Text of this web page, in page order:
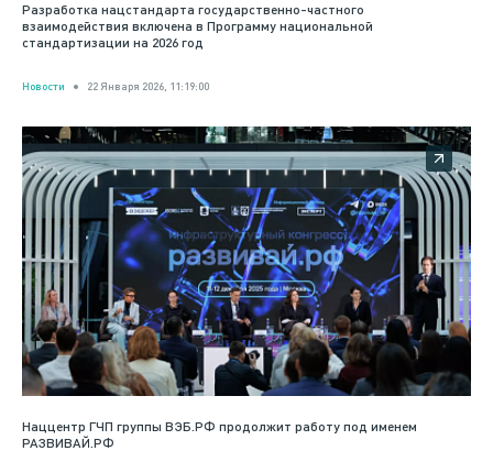
Разработка нацстандарта государственно-частного
взаимодействия включена в Программу национальной
стандартизации на 2026 год
Новости 22 Января 2026, 11:19:00
Наццентр ГЧП группы ВЭБ.РФ продолжит работу под именем
РАЗВИВАЙ.РФ